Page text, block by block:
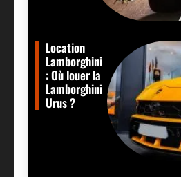
Location
Lamborghini
: Où louer la
Lamborghini
Urus ?